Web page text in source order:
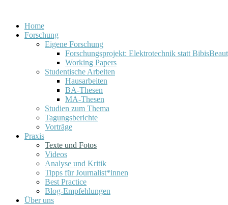
Home
Forschung
Eigene Forschung
Forschungsprojekt: Elektrotechnik statt
Working Papers
Studentische Arbeiten
Hausarbeiten
BA-Thesen
MA-Thesen
Studien zum Thema
Tagungsberichte
Vorträge
Praxis
Texte und Fotos
Videos
Analyse und Kritik
Tipps für Journalist*innen
Best Practice
Blog-Empfehlungen
Über uns